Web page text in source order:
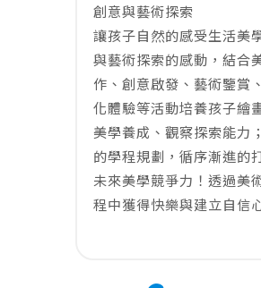
創意與藝術探索
讓孩子自然的感受生活美
與藝術探索的感動，結合
作、創意啟發、藝術鑒賞
化體驗等活動培養孩子繪
美學養成、觀察探索能力
的學程規劃，循序漸進的
未來美學競爭力！透過美
程中獲得快樂與建立自信